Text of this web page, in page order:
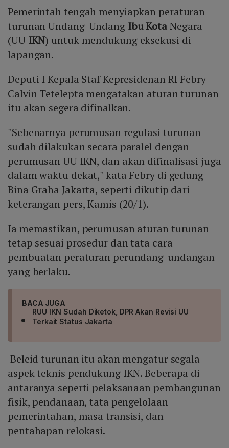
Pemerintah tengah menyiapkan peraturan
turunan Undang-Undang Ibu KotaNegara
(UU IKN) untuk mendukung eksekusi di
lapangan.
Deputi I Kepala Staf Kepresidenan RI Febry
Calvin Tetelepta mengatakan aturan turunan
itu akan segera difinalkan.
"Sebenarnya perumusan regulasi turunan
sudah dilakukan secara paralel dengan
perumusan UU IKN, dan akan difinalisasi juga
dalam waktu dekat," kata Febry di gedung
Bina Graha Jakarta, seperti dikutip dari
keterangan pers, Kamis (20/1).
Ia memastikan, perumusan aturan turunan
tetap sesuai prosedur dan tata cara
pembuatan peraturan perundang-undangan
yang berlaku.
BACA JUGA
RUU IKN Sudah Diketok, DPR Akan Revisi UU
Terkait Status Jakarta
Beleid turunan itu akan mengatur segala
aspek teknis pendukung IKN. Beberapa di
antaranya seperti pelaksanaan pembangunan
fisik, pendanaan, tata pengelolaan
pemerintahan, masa transisi, dan
pentahapan relokasi.